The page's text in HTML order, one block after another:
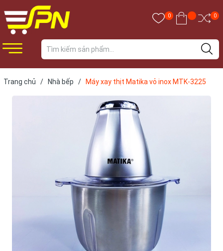
0 0
Trang chủ / Nhà bếp /
Máy xay thịt Matika vỏ inox MTK-3225